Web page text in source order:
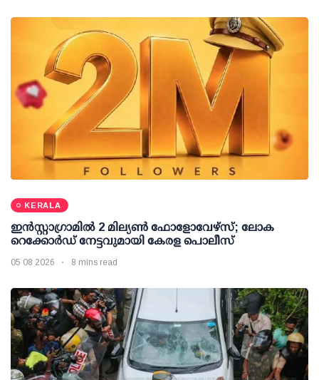
KERALA
ഇന്‍സ്റ്റാഗ്രാമില്‍ 2 മില്യണ്‍ ഫോളോവേഴ്സ്; ലോക
റെക്കോര്‍ഡ് നേട്ടവുമായി കേരള പൊലീസ്
05 08 2026 8 mins read